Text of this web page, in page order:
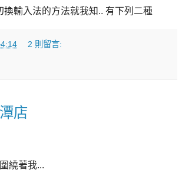
輸入法的方法就我知.. 有下列二種
4:14 2 則留言:
店
繞著我...